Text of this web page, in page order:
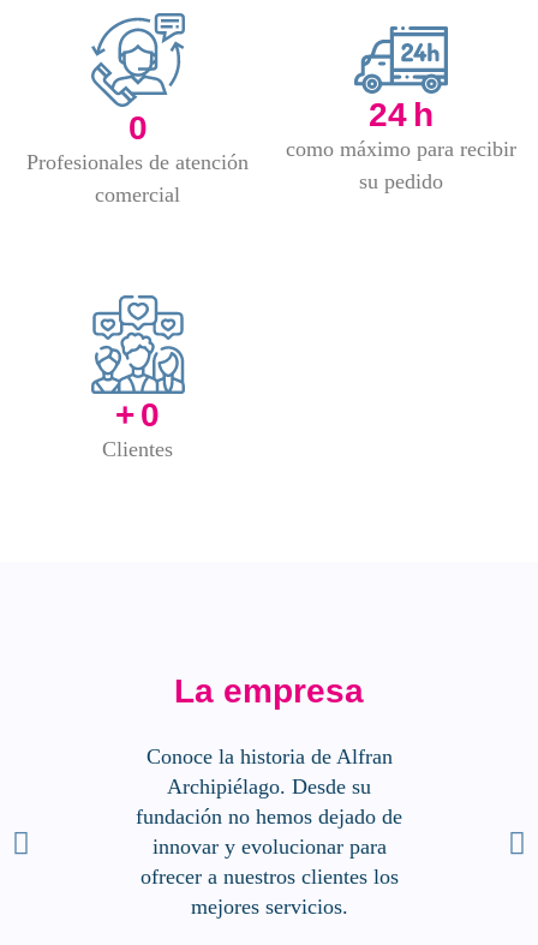
0
Profesionales de atención
comercial
24 h
como máximo para recibir
su pedido
+0
Clientes
La empresa
Conoce la historia de Alfran
Archipiélago. Desde su
fundación no hemos dejado de
innovar y evolucionar para
ofrecer a nuestros clientes los
mejores servicios.